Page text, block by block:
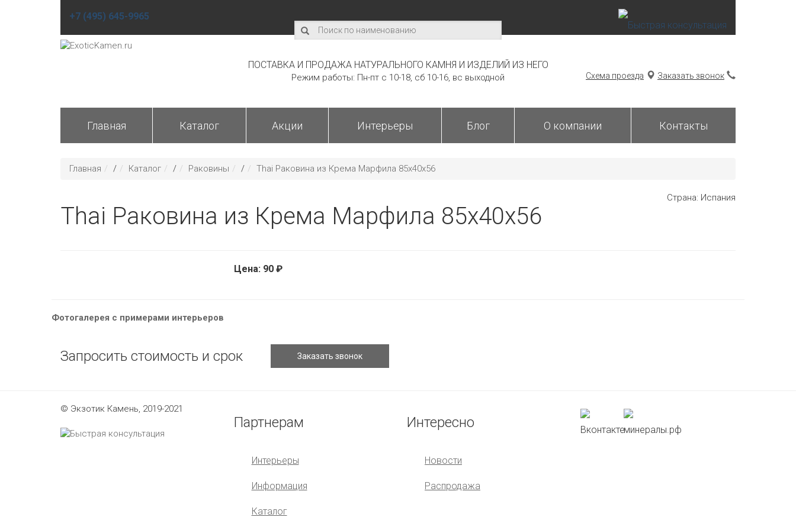
+7 (495) 645-9965
ПОСТАВКА И ПРОДАЖА НАТУРАЛЬНОГО КАМНЯ И ИЗДЕЛИЙ ИЗ НЕГО
Режим работы: Пн-пт с 10-18, сб 10-16, вс выходной Схема проезда Заказать звонок
Главная Каталог Акции Интерьеры Блог О компании Контакты
Главная / Каталог / Раковины / Thai Раковина из Крема Марфила 85х40х56
Thai Раковина из Крема Марфила 85х40х56
Страна: Испания
Цена: 90 ₽
Фотогалерея с примерами интерьеров
Запросить стоимость и срок
© Экзотик Камень, 2019-2021
Партнерам
Интерьеры
Информация
Каталог
Интересно
Новости
Распродажа